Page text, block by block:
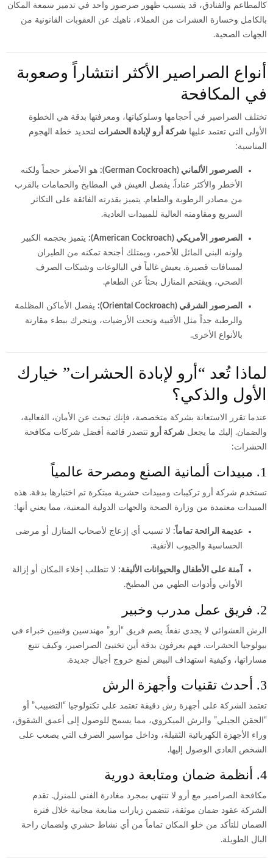
كالمطاعم والفنادق، قد يتسبب ظهور صرصور واحد في تدمير سمعة المكان
بالكامل وخسارة العشرات من العملاء، ناهيك عن العقوبات القانونية من
الجهات الصحية.
أنواع الصراصير الأكثر انتشاراً وصعوبة
في المكافحة
تختلف الصراصير في أحجامها وسلوكياتها، ومعرفتها بدقة هي الخطوة
الأولى التي تعتمد عليها شركة أرو لإبادة الحشرات لتحديد خطة الهجوم
المناسبة:
الصرصور الألماني (German Cockroach):
هو الأصغر حجماً ولكنه
الأخطر والأكثر عناداً. يفضل العيش في المطابخ والحمامات بالقرب
من مصادر الرطوبة والطعام. يتميز بقدرته الفائقة على التكاثر
السريع ومقاومته العالية للمبيدات العادية.
الصرصور الأمريكي (American Cockroach):
يتميز بحجمه الكبير
ولونه البني المائل للأحمر، ويمتلك أجنحة تمكنه من الطيران
لمسافات قصيرة. يعيش غالباً في البالوعات وشبكات الصرف
الصحي، ويقتحم المنازل بحثاً عن الطعام.
الصرصور الشرقي (Oriental Cockroach):
يفضل الأماكن المظلمة
والرطبة جداً مثل الأقبية وتحت الأرضيات، ويتحرك ببطء مقارنة
بالأنواع الأخرى.
لماذا تُعد “أرو لإبادة الحشرات” خيارك
الأول والذكي؟
عندما تقرر الاستعانة بشركة متخصصة، فإنك تبحث عن الأمان، الفعالية،
والضمان. إليك ما يجعل شركة أرو تتصدر قائمة أفضل شركات مكافحة
الحشرات:
1. مبيدات ألمانية الصنع ومصرحة عالمياً
تستخدم شركة أرو تركيبات ومبيدات حشرية مبتكرة تم اختبارها بدقة. هذه
المبيدات معتمدة من وزارة الصحة والجهات الدولية المعنية، مما يعني أنها:
عديمة الرائحة تماماً: لا تسبب أي إزعاج لأصحاب المنازل أو مرضى
الحساسية والجيوب الأنفية.
آمنة على الأطفال والحيوانات الأليفة: لا تتطلب إخلاء المكان أو إزالة
الأواني وأدوات الطهي من المطبخ.
2. فريق عمل مدرب وخبير
الرش العشوائي لا يجدي نفعاً. يضم فريق “أرو” مهندسين وفنيين خبراء في
بيولوجيا الحشرات. فهم يعرفون بدقة أين تختبئ الصراصير، وكيف تتبع
مساراتها، وكيفية استهداف البيض لمنع خروج أجيال جديدة.
3. أحدث تقنيات وأجهزة الرش
تعتمد الشركة على أجهزة رش دقيقة تعتمد على تكنولوجيا “التضبيب” أو
“الحقن الجيلي” والرش الميكروي، مما يسمح للوصول إلى أعمق الشقوق،
وراء الأجهزة الكهربائية الثقيلة، وداخل مواسير الصرف التي يصعب على
الشخص العادي الوصول إليها.
4. أنظمة ضمان ومتابعة دورية
مكافحة الصراصير مع أرو لا تنتهي بمجرد مغادرة الفني للمنزل. تقدم
الشركة عقود ضمان موثقة، تتضمن زيارات متابعة مجانية خلال فترة
الضمان للتأكد من خلو المكان تماماً من أي نشاط حشري ولضمان راحة
البال الطويلة.